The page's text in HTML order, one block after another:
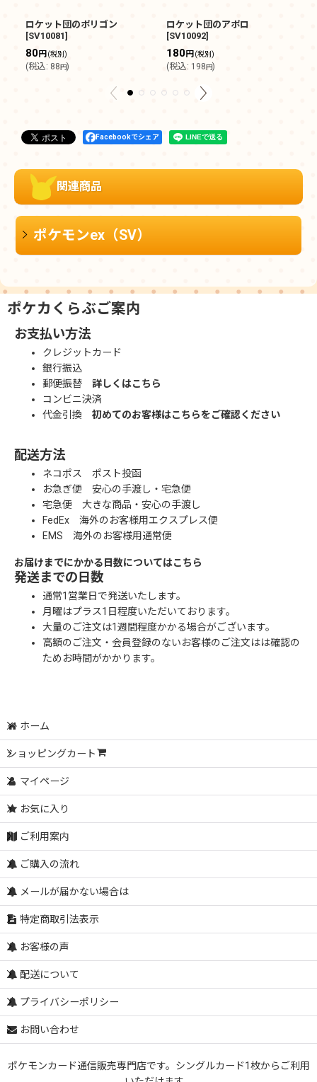
ロケット団のポリゴン
[SV10081]
80円(税別)
(税込: 88円)
ロケット団のアポロ
[SV10092]
180円(税別)
(税込: 198円)
Facebookでシェア
関連商品
ポケモンex（SV）
ポケカくらぶご案内
お支払い方法
クレジットカード
銀行振込
郵便振替 詳しくはこちら
コンビニ決済
代金引換 初めてのお客様はこちらをご確認ください
配送方法
ネコポス ポスト投函
お急ぎ便 安心の手渡し・宅急便
宅急便 大きな商品・安心の手渡し
FedEx 海外のお客様用エクスプレス便
EMS 海外のお客様用通常便
お届けまでにかかる日数についてはこちら
発送までの日数
通常1営業日で発送いたします。
月曜はプラス1日程度いただいております。
大量のご注文は1週間程度かかる場合がございます。
高額のご注文・会員登録のないお客様のご注文はは確認の
ためお時間がかかります。
ホーム
ショッピングカート
マイページ
お気に入り
ご利用案内
ご購入の流れ
メールが届かない場合は
特定商取引法表示
お客様の声
配送について
プライバシーポリシー
お問い合わせ
ポケモンカード通信販売専門店です。シングルカード1枚からご利用